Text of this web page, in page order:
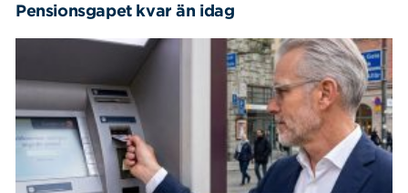
Pensionsgapet kvar än idag